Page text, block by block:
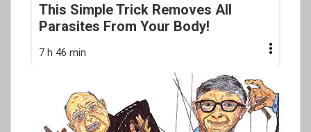
This Simple Trick Removes All
Parasites From Your Body!
7 h 46 min